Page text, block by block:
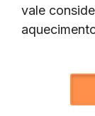
vale